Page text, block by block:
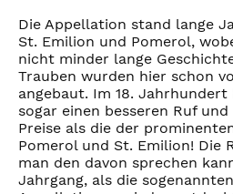
Die Appellation stand lange
St. Emilion und Pomerol,
nicht minder lange
Trauben wurden hier schon
angebaut. Im 18. Jahrhundert
sogar einen besseren Ruf
Preise als die der
Pomerol und St. Emilion! Die
man den davon sprechen
Jahrgang, als die